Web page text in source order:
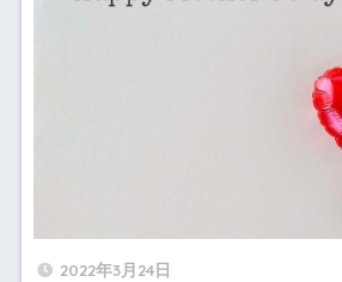
2022年3月24日